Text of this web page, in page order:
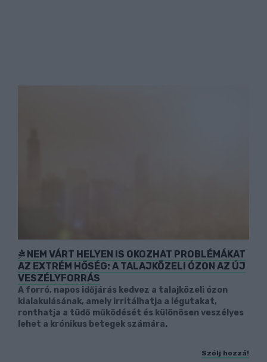
NEM VÁRT HELYEN IS OKOZHAT PROBLÉMÁKAT
AZ EXTRÉM HŐSÉG: A TALAJKÖZELI ÓZON AZ ÚJ
VESZÉLYFORRÁS
A forró, napos időjárás kedvez a talajközeli ózon
kialakulásának, amely irritálhatja a légutakat,
ronthatja a tüdő működését és különösen veszélyes
lehet a krónikus betegek számára.
Szólj hozzá!